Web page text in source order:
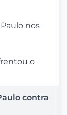
nos
o
contra